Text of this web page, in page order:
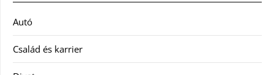
Autó
Család és karrier